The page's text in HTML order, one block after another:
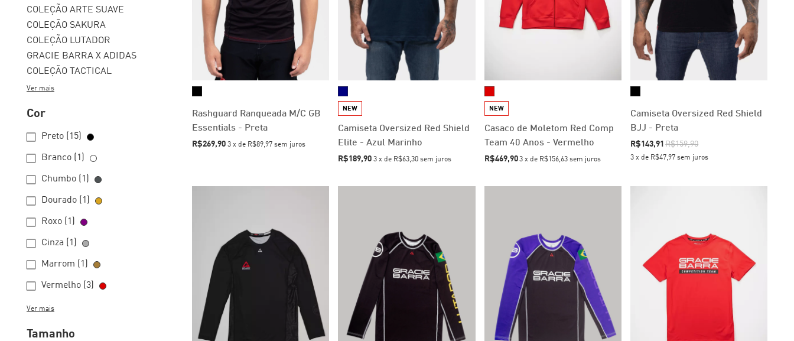
COLEÇÃO ARTE SUAVE
COLEÇÃO SAKURA
COLEÇÃO LUTADOR
GRACIE BARRA X ADIDAS
COLEÇÃO TACTICAL
Ver mais
Cor
Preto (15)
Branco (1)
Chumbo (1)
Dourado (1)
Roxo (1)
Cinza (1)
Marrom (1)
Vermelho (3)
Ver mais
Tamanho
Rashguard Ranqueada M/C GB
Essentials - Preta
R$269,90 3 x de R$89,97 sem juros
NEW
Camiseta Oversized Red Shield
Elite - Azul Marinho
R$189,90 3 x de R$63,30 sem juros
NEW
Casaco de Moletom Red Comp
Team 40 Anos - Vermelho
R$469,90 3 x de R$156,63 sem juros
Camiseta Oversized Red Shield
BJJ - Preta
R$143,91 R$159,90
3 x de R$47,97 sem juros